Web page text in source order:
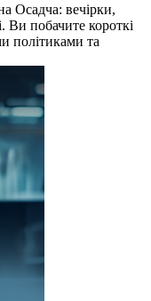
Осадча: вечірки,
Ви побачите короткі
політиками та